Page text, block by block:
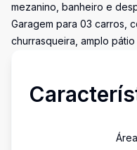
mezanino, banheiro e
Garagem para 03 carros,
churrasqueira, amplo